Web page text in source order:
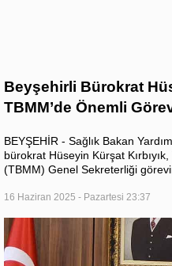
Beyşehirli Bürokrat
TBMM’de Önemli
BEYŞEHİR - Sağlık Bakan
bürokrat Hüseyin Kürşat
(TBMM) Genel Sekreterliği
16 Haziran 2025 - Pazartesi 23:37